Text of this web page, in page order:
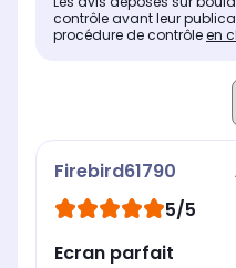
contrôle avant leur
procédure de contrôleen
Firebird61790
5/5
Ecran parfait